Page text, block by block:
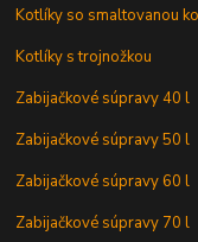
Kotlíky so smaltovanou
Kotlíky s trojnožkou
Zabijačkové súpravy 40 l
Zabijačkové súpravy 50 l
Zabijačkové súpravy 60 l
Zabijačkové súpravy 70 l